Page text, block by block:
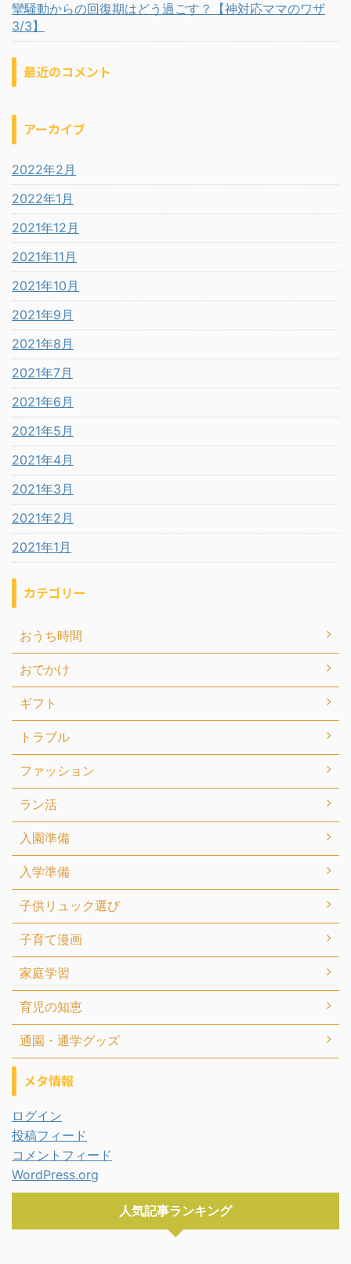
攣騒動からの回復期はどう過ごす？【神対応ママのワザ
3/3】
最近のコメント
アーカイブ
2022年2月
2022年1月
2021年12月
2021年11月
2021年10月
2021年9月
2021年8月
2021年7月
2021年6月
2021年5月
2021年4月
2021年3月
2021年2月
2021年1月
カテゴリー
おうち時間
おでかけ
ギフト
トラブル
ファッション
ラン活
入園準備
入学準備
子供リュック選び
子育て漫画
家庭学習
育児の知恵
通園・通学グッズ
メタ情報
ログイン
投稿フィード
コメントフィード
WordPress.org
人気記事ランキング